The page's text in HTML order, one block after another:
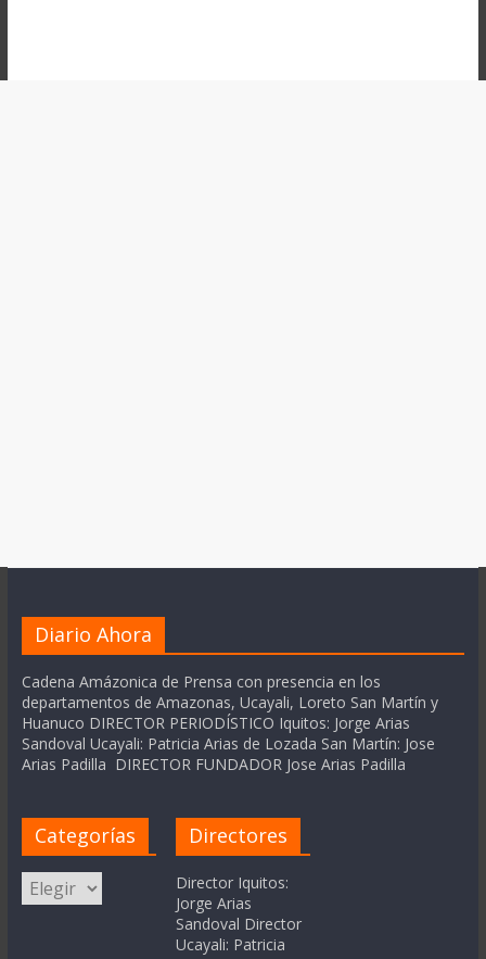
Diario Ahora
Cadena Amázonica de Prensa con presencia en los
departamentos de Amazonas, Ucayali, Loreto San Martín y
Huanuco DIRECTOR PERIODÍSTICO Iquitos: Jorge Arias
Sandoval Ucayali: Patricia Arias de Lozada San Martín: Jose
Arias Padilla DIRECTOR FUNDADOR Jose Arias Padilla
Categorías
Categorías
Directores
Director Iquitos:
Jorge Arias
Sandoval Director
Ucayali: Patricia